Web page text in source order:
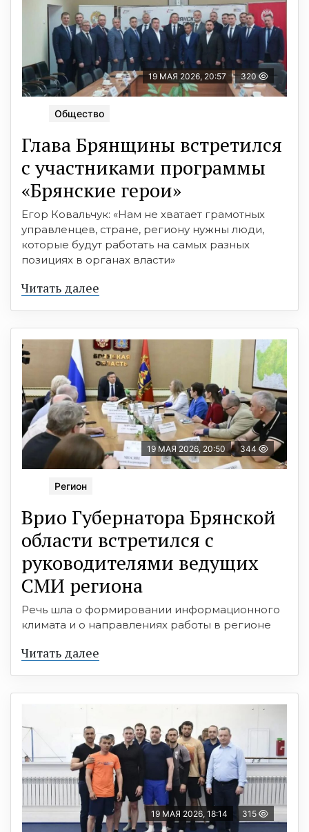
19 МАЯ 2026, 20:57 320
Общество
Глава Брянщины встретился
с участниками программы
«Брянские герои»
Егор Ковальчук: «Нам не хватает грамотных
управленцев, стране, региону нужны люди,
которые будут работать на самых разных
позициях в органах власти»
Читать далее
19 МАЯ 2026, 20:50 344
Регион
Врио Губернатора Брянской
области встретился с
руководителями ведущих
СМИ региона
Речь шла о формировании информационного
климата и о направлениях работы в регионе
Читать далее
19 МАЯ 2026, 18:14 315